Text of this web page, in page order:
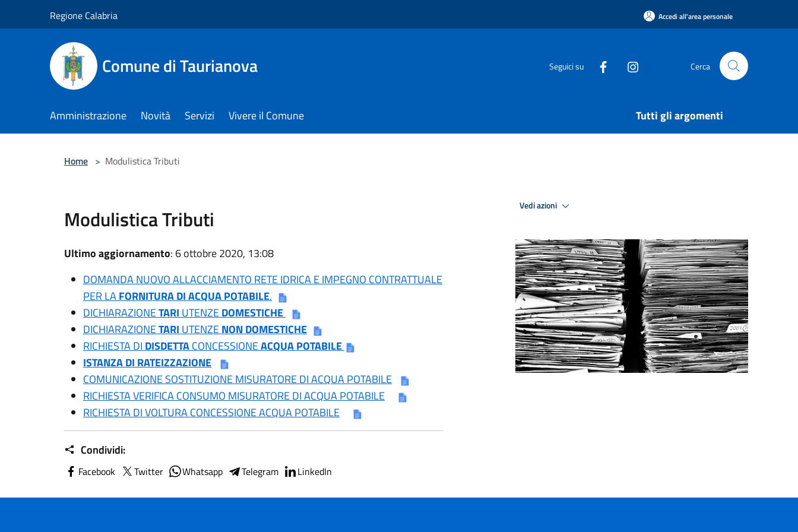
Regione Calabria Accedi all'area personale
Comune di Taurianova Seguici su Cerca
Amministrazione Novità Servizi Vivere il Comune Tutti gli argomenti
Home > Modulistica Tributi
Modulistica Tributi
Ultimo aggiornamento: 6 ottobre 2020, 13:08
DOMANDA NUOVO ALLACCIAMENTO RETE IDRICA E IMPEGNO CONTRATTUALE
PER LAFORNITURA DI ACQUA POTABILE.
DICHIARAZIONETARI UTENZEDOMESTICHE
DICHIARAZIONETARI UTENZENON DOMESTICHE
RICHIESTA DI DISDETTACONCESSIONEACQUA POTABILE
ISTANZA DI RATEIZZAZIONE
COMUNICAZIONE SOSTITUZIONE MISURATORE DI ACQUA POTABILE
RICHIESTA VERIFICA CONSUMO MISURATORE DI ACQUA POTABILE
RICHIESTA DI VOLTURA CONCESSIONE ACQUA POTABILE
Condividi:
Facebook Twitter Whatsapp Telegram LinkedIn
Vedi azioni